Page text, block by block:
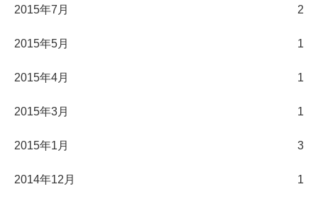
2015年7月 2
2015年5月 1
2015年4月 1
2015年3月 1
2015年1月 3
2014年12月 1